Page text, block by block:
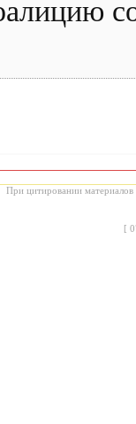
При цитировании материалов
[